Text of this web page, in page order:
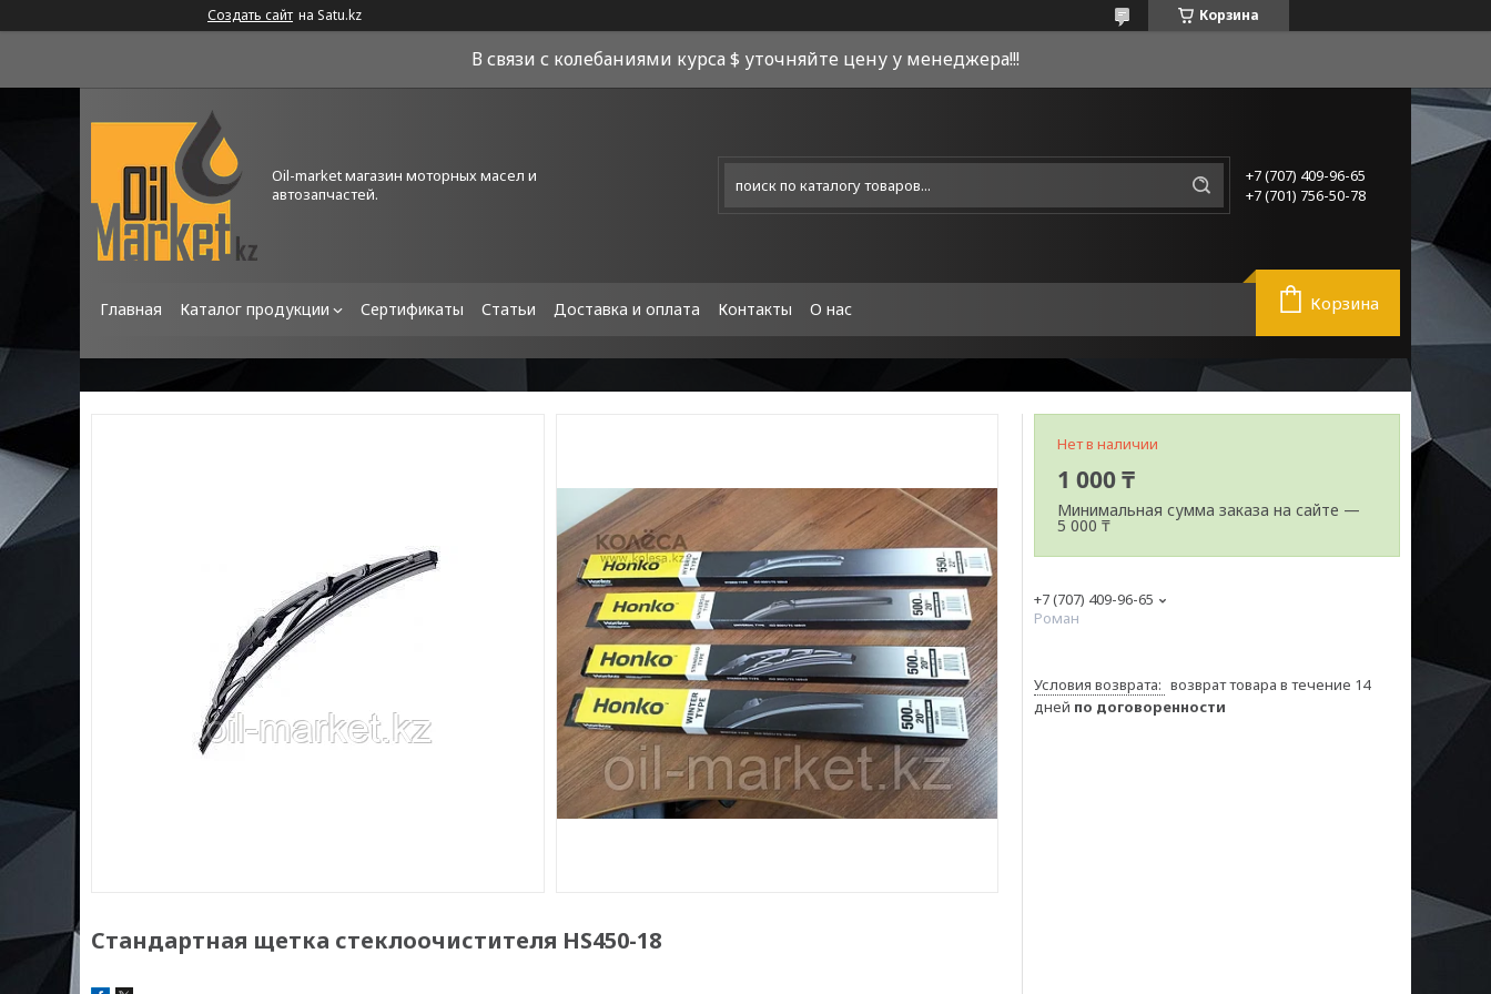
Создать сайт на Satu.kz Корзина
В связи с колебаниями курса $ уточняйте цену у менеджера!!!
Oil-market магазин моторных масел и
автозапчастей.
+7 (707) 409-96-65
+7 (701) 756-50-78
Главная Каталог продукции Сертификаты Статьи Доставка и оплата Контакты О нас Корзина
Стандартная щетка стеклоочистителя HS450-18
Нет в наличии
1 000 ₸
Минимальная сумма заказа на сайте —
5 000 ₸
+7 (707) 409-96-65
Роман
возврат товара в течение 14
дней по договоренности